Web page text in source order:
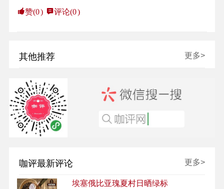
赞(0) 评论(0)
其他推荐 更多>
咖评最新评论 更多>
埃塞俄比亚瑰夏村日晒绿标